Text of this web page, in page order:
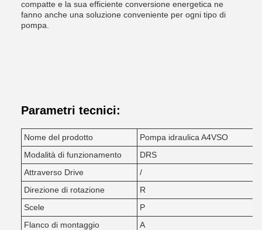
compatte e la sua efficiente conversione energetica ne
fanno anche una soluzione conveniente per ogni tipo di
pompa.
Parametri tecnici:
Nome del prodotto
Pompa idraulica A4VSO
Modalità di funzionamento
DRS
Attraverso Drive
/
Direzione di rotazione
R
Scele
P
Flanco di montaggio
A